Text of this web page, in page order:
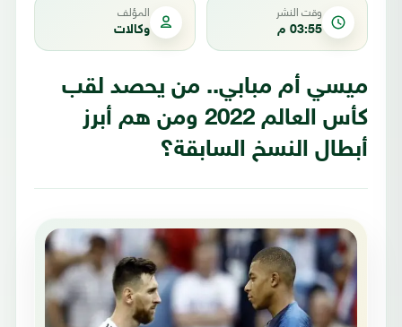
وقت النشر
03:55 م
المؤلف
وكالات
ميسي أم مبابي.. من يحصد لقب
كأس العالم 2022 ومن هم أبرز
أبطال النسخ السابقة؟